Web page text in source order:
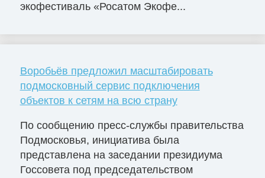
экофестиваль «Росатом Экофе...
Воробьёв предложил масштабировать
подмосковный сервис подключения
объектов к сетям на всю страну
По сообщению пресс-службы правительства
Подмосковья, инициатива была
представлена на заседании президиума
Госсовета под председательством